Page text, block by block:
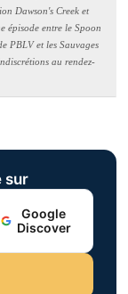
Dawson's Creek et
épisode entre le Spoon
PBLV et les Sauvages
au rendez-
sur
Google
Discover